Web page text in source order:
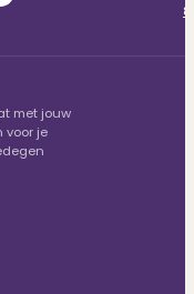
met jouw
voor je